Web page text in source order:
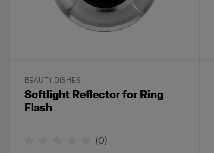
BEAUTY DISHES
Softlight Reflector for Ring
Flash
(0)